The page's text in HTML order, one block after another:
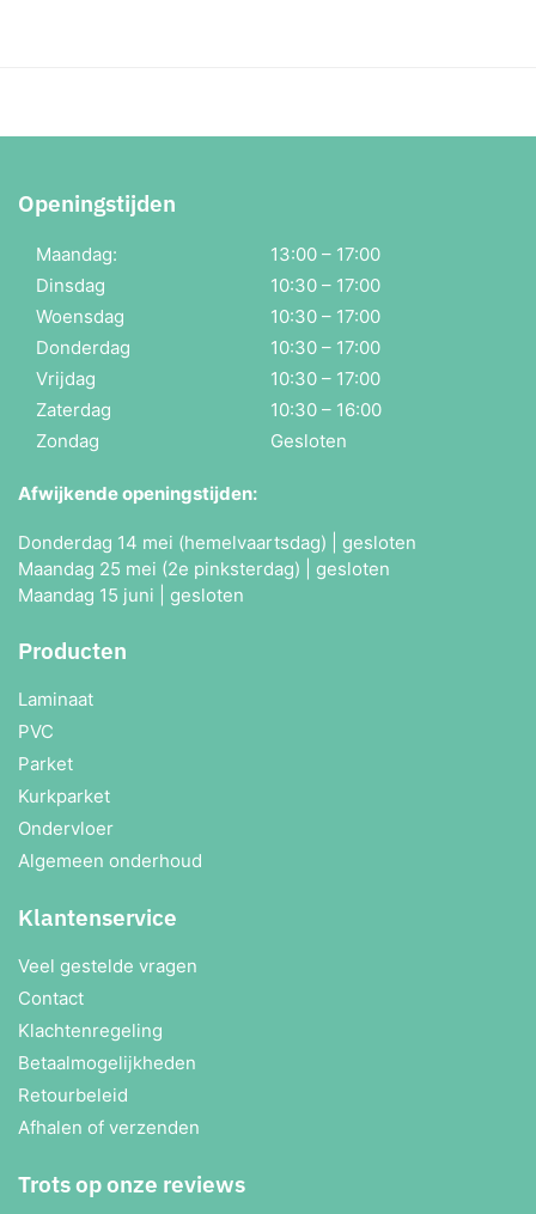
Openingstijden
Maandag:
13:00 – 17:00
Dinsdag
10:30 – 17:00
Woensdag
10:30 – 17:00
Donderdag
10:30 – 17:00
Vrijdag
10:30 – 17:00
Zaterdag
10:30 – 16:00
Zondag
Gesloten
Afwijkende openingstijden:
Donderdag 14 mei (hemelvaartsdag) | gesloten
Maandag 25 mei (2e pinksterdag) | gesloten
Maandag 15 juni | gesloten
Producten
Laminaat
PVC
Parket
Kurkparket
Ondervloer
Algemeen onderhoud
Klantenservice
Veel gestelde vragen
Contact
Klachtenregeling
Betaalmogelijkheden
Retourbeleid
Afhalen of verzenden
Trots op onze reviews